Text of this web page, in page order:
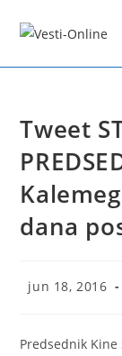
Tweet
dana
Post
published:
jun 18, 2016
Predsednik